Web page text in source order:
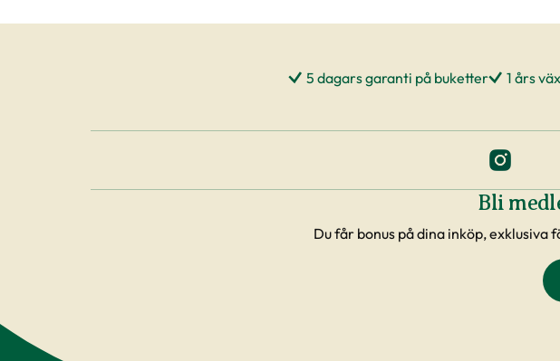
5 dagars garanti på buketter 1 års
Bli
Du får bonus på dina inköp,